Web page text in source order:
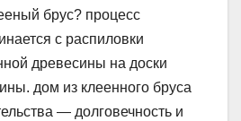
брус? процесс
с распиловки
древесины на доски
дом из клеенного бруса
— долговечность и